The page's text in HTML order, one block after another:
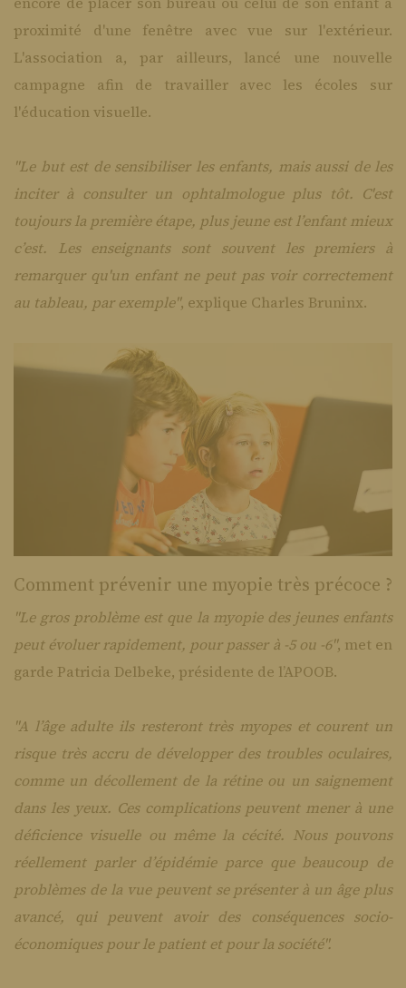
proximité d'une fenêtre avec vue sur l'extérieur.
L'association a, par ailleurs, lancé une nouvelle
campagne afin de travailler avec les écoles sur
l'éducation visuelle.
"Le but est de sensibiliser les enfants, mais aussi de les
inciter à consulter un ophtalmologue plus tôt. C'est
toujours la première étape, plus jeune est l’enfant mieux
c’est. Les enseignants sont souvent les premiers à
remarquer qu'un enfant ne peut pas voir correctement
au tableau, par exemple", explique Charles Bruninx.
Comment prévenir une myopie très précoce ?
"Le gros problème est que la myopie des jeunes enfants
peut évoluer rapidement, pour passer à -5 ou -6", met en
garde Patricia Delbeke, présidente de l’APOOB.
"A l’âge adulte ils resteront très myopes et courent un
risque très accru de développer des troubles oculaires,
comme un décollement de la rétine ou un saignement
dans les yeux. Ces complications peuvent mener à une
déficience visuelle ou même la cécité. Nous pouvons
réellement parler d’épidémie parce que beaucoup de
problèmes de la vue peuvent se présenter à un âge plus
avancé, qui peuvent avoir des conséquences socio-
économiques pour le patient et pour la société".